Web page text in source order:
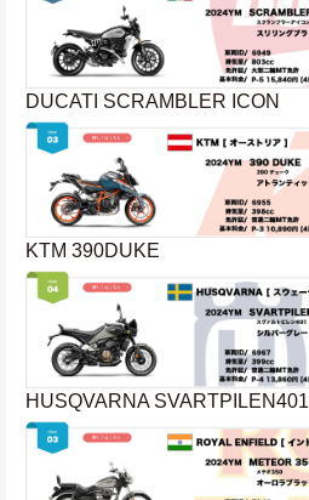
DUCATI SCRAMBLER ICON
KTM 390DUKE
HUSQVARNA SVARTPILEN401